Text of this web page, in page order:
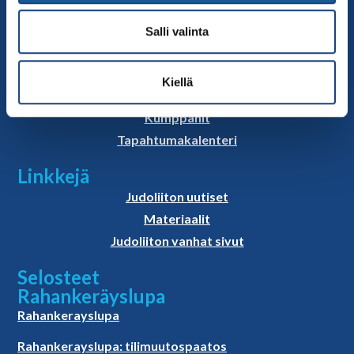
Salli valinta
Kiellä
Sivut
Yhteystiedot
Judoliiton henkilöstö
Kumppanit
Tapahtumakalenteri
Linkkejä
Judoliiton uutiset
Materiaalit
Judoliiton vanhat sivut
Selosteet
Rahankeräyslupa
Rahankerayslupa
Rahankerayslupa: tilimuutospaatos